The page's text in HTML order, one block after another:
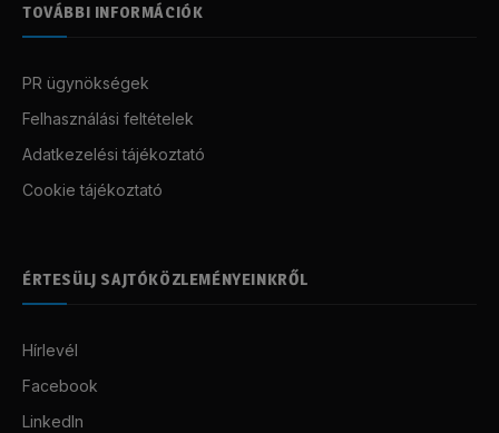
TOVÁBBI INFORMÁCIÓK
PR ügynökségek
Felhasználási feltételek
Adatkezelési tájékoztató
Cookie tájékoztató
ÉRTESÜLJ SAJTÓKÖZLEMÉNYEINKRŐL
Hírlevél
Facebook
LinkedIn